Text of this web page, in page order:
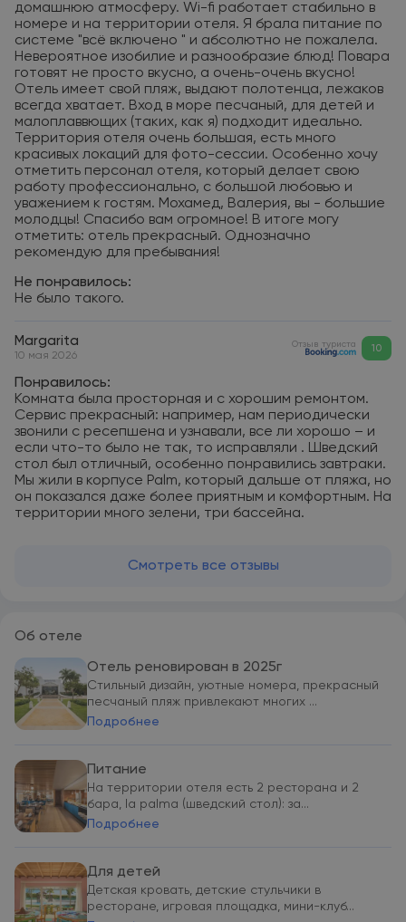
домашнюю атмосферу. Wi-fi работает стабильно в
номере и на территории отеля. Я брала питание по
системе "всё включено " и абсолютно не пожалела.
Невероятное изобилие и разнообразие блюд! Повара
готовят не просто вкусно, а очень-очень вкусно!
Отель имеет свой пляж, выдают полотенца, лежаков
всегда хватает. Вход в море песчаный, для детей и
малоплаввющих (таких, как я) подходит идеально.
Территория отеля очень большая, есть много
красивых локаций для фото-сессии. Особенно хочу
отметить персонал отеля, который делает свою
работу профессионально, с большой любовью и
уважением к гостям. Мохамед, Валерия, вы - большие
молодцы! Спасибо вам огромное! В итоге могу
отметить: отель прекрасный. Однозначно
рекомендую для пребывания!
Не понравилось:
Не было такого.
Margarita
10 мая 2026
Отзыв туриста 10
Понравилось:
Комната была просторная и с хорошим ремонтом.
Сервис прекрасный: например, нам периодически
звонили с ресепшена и узнавали, все ли хорошо – и
если что-то было не так, то исправляли . Шведский
стол был отличный, особенно понравились завтраки.
Мы жили в корпусе Palm, который дальше от пляжа, но
он показался даже более приятным и комфортным. На
территории много зелени, три бассейна.
Смотреть все отзывы
Об отеле
Отель реновирован в 2025г
Стильный дизайн, уютные номера, прекрасный
песчаный пляж привлекают многих ...
Подробнее
Питание
На территории отеля есть 2 ресторана и 2
бара, la palma (шведский стол): за...
Подробнее
Для детей
Детская кровать, детские стульчики в
ресторане, игровая площадка, мини-клуб...